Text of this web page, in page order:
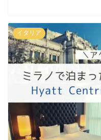
イタリア